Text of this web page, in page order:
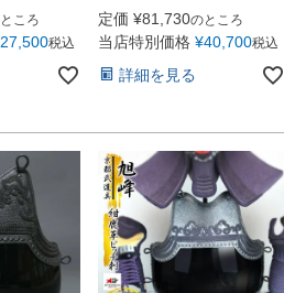
ころ
27,500税込
定価 ¥81,730のところ
当店特別価格 ¥40,700税込
詳細を見る